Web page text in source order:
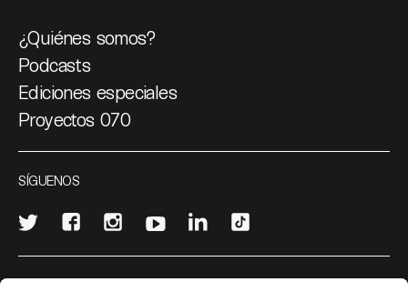
¿Quiénes somos?
Podcasts
Ediciones especiales
Proyectos 070
SÍGUENOS